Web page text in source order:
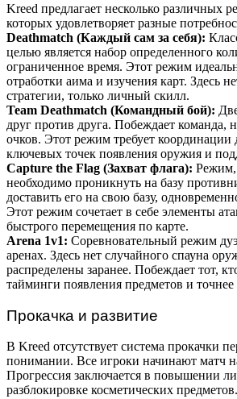
Kreed предлагает несколько различных
которых удовлетворяет разные
Deathmatch (Каждый сам за себя):
целью является набор определенного
ограниченное время. Этот режим
отработки аима и изучения карт. Здесь
стратегии, только личный скилл.
Team Deathmatch (Командный бой):
друг против друга. Побеждает команда,
очков. Этот режим требует координации
ключевых точек появления оружия и
Capture the Flag (Захват флага): Режим,
необходимо проникнуть на базу
доставить его на свою базу,
Этот режим сочетает в себе элементы
быстрого перемещения по карте.
Arena 1v1: Соревновательный режим
аренах. Здесь нет случайного спауна
распределены заранее. Побеждает тот,
тайминги появления предметов и точнее
Прокачка и развитие
В Kreed отсутствует система прокачки
понимании. Все игроки начинают матч
Прогрессия заключается в повышении
разблокировке косметических предметов.